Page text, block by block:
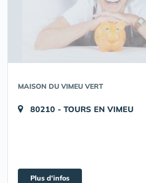
MAISON DU VIMEU VERT
80210 - TOURS EN VIMEU
Plus d'infos